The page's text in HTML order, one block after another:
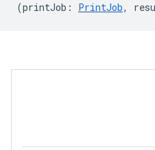
(printJob : PrintJob,